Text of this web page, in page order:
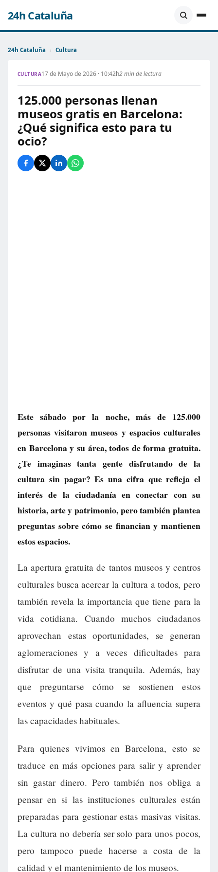
24h Cataluña
24h Cataluña › Cultura
CULTURA17 de Mayo de 2026 · 10:42h2 min de lectura
125.000 personas llenan
museos gratis en Barcelona:
¿Qué significa esto para tu
ocio?
Este sábado por la noche, más de 125.000
personas visitaron museos y espacios culturales
en Barcelona y su área, todos de forma gratuita.
¿Te imaginas tanta gente disfrutando de la
cultura sin pagar? Es una cifra que refleja el
interés de la ciudadanía en conectar con su
historia, arte y patrimonio, pero también plantea
preguntas sobre cómo se financian y mantienen
estos espacios.
La apertura gratuita de tantos museos y centros
culturales busca acercar la cultura a todos, pero
también revela la importancia que tiene para la
vida cotidiana. Cuando muchos ciudadanos
aprovechan estas oportunidades, se generan
aglomeraciones y a veces dificultades para
disfrutar de una visita tranquila. Además, hay
que preguntarse cómo se sostienen estos
eventos y qué pasa cuando la afluencia supera
las capacidades habituales.
Para quienes vivimos en Barcelona, esto se
traduce en más opciones para salir y aprender
sin gastar dinero. Pero también nos obliga a
pensar en si las instituciones culturales están
preparadas para gestionar estas masivas visitas.
La cultura no debería ser solo para unos pocos,
pero tampoco puede hacerse a costa de la
calidad y el mantenimiento de los museos.